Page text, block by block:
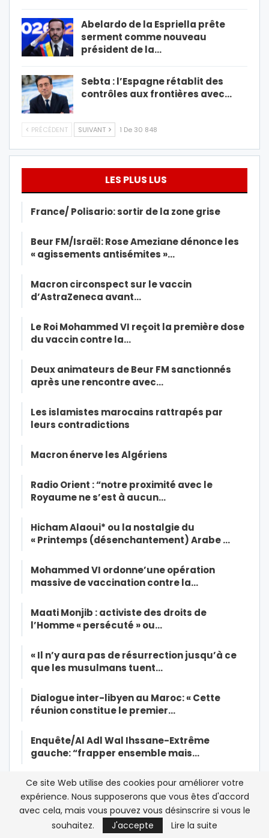
Abelardo de la Espriella prête
serment comme nouveau
président de la…
Sebta : l’Espagne rétablit des
contrôles aux frontières avec…
PRÉCÉDENT SUIVANT 1 De 30 848
LES PLUS LUS
France/ Polisario: sortir de la zone grise
Beur FM/Israël: Rose Ameziane dénonce les
« agissements antisémites »…
Macron circonspect sur le vaccin
d’AstraZeneca avant…
Le Roi Mohammed VI reçoit la première dose
du vaccin contre la…
Deux animateurs de Beur FM sanctionnés
après une rencontre avec…
Les islamistes marocains rattrapés par
leurs contradictions
Macron énerve les Algériens
Radio Orient : “notre proximité avec le
Royaume ne s’est à aucun…
Hicham Alaoui* ou la nostalgie du
« Printemps (désenchantement) Arabe …
Mohammed VI ordonne’une opération
massive de vaccination contre la…
Maati Monjib : activiste des droits de
l’Homme « persécuté » ou…
« Il n’y aura pas de résurrection jusqu’à ce
que les musulmans tuent…
Dialogue inter-libyen au Maroc: « Cette
réunion constitue le premier…
Enquête/Al Adl Wal Ihssane-Extrême
gauche: “frapper ensemble mais…
Al Adl Wal Ihssane, une Jamaa née dans
l’amertume
Rencontre avec Anouar Moatassim,
Ce site Web utilise des cookies pour améliorer votre
expérience. Nous supposerons que vous êtes d'accord
avec cela, mais vous pouvez vous désinscrire si vous le
souhaitez.
J'accepte Lire la suite